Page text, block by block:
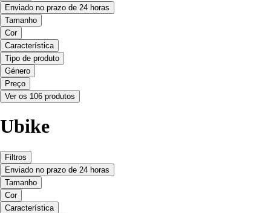
Enviado no prazo de 24 horas
Tamanho
Cor
Característica
Tipo de produto
Género
Preço
Ver os 106 produtos
Ubike
Filtros
Enviado no prazo de 24 horas
Tamanho
Cor
Característica